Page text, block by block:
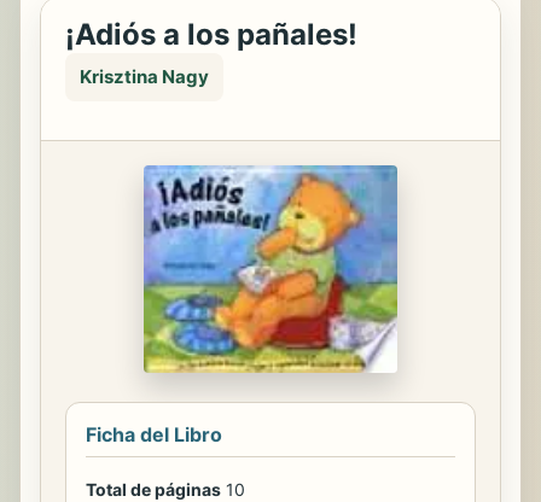
¡Adiós a los pañales!
Krisztina Nagy
Ficha del Libro
Total de páginas 10